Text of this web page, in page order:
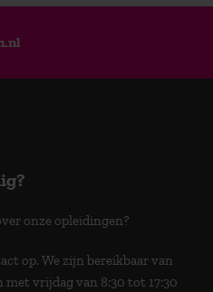
onze opleidingen?
op. We zijn bereikbaar van
met vrijdag van 8:30 tot 17:30